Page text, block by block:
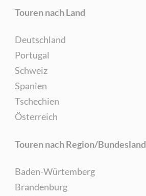
Touren nach Land
Deutschland
Portugal
Schweiz
Spanien
Tschechien
Österreich
Touren nach Region/Bundesland
Baden-Würtemberg
Brandenburg